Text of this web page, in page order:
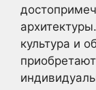
культура и